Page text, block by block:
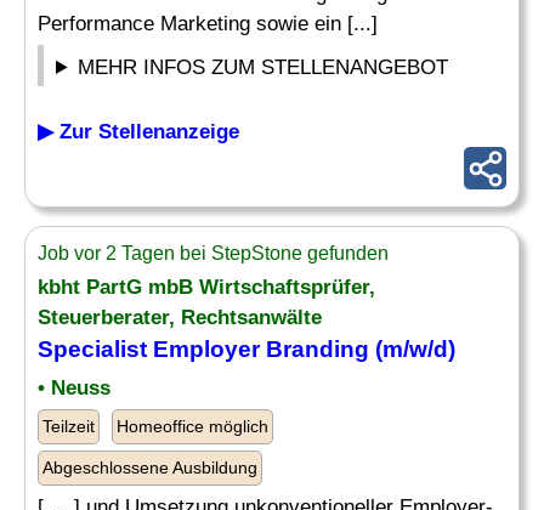
Performance Marketing sowie ein [...]
MEHR INFOS ZUM STELLENANGEBOT
▶ Zur Stellenanzeige
Job vor 2 Tagen bei StepStone gefunden
kbht PartG mbB Wirtschaftsprüfer,
Steuerberater, Rechtsanwälte
Specialist Employer Branding (m/w/d)
• Neuss
Teilzeit Homeoffice möglich
Abgeschlossene Ausbildung